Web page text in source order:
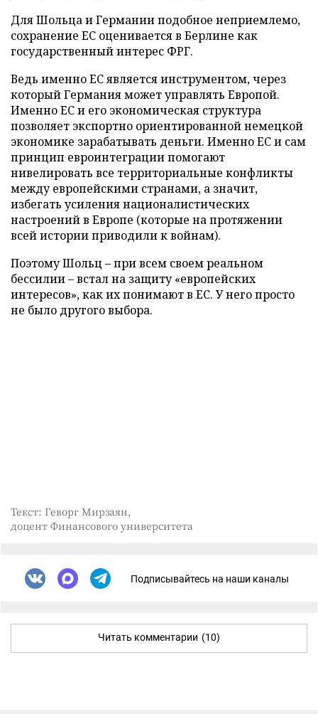
Для Шольца и Германии подобное неприемлемо,
сохранение ЕС оценивается в Берлине как
государственный интерес ФРГ.
Ведь именно ЕС является инструментом, через
который Германия может управлять Европой.
Именно ЕС и его экономическая структура
позволяет экспортно ориентированной немецкой
экономике зарабатывать деньги. Именно ЕС и сам
принцип евроинтеграции помогают
нивелировать все территориальные конфликты
между европейскими странами, а значит,
избегать усиления националистических
настроений в Европе (которые на протяжении
всей истории приводили к войнам).
Поэтому Шольц – при всем своем реальном
бессилии – встал на защиту «европейских
интересов», как их понимают в ЕС. У него просто
не было другого выбора.
Текст: Геворг Мирзаян,
доцент Финансового университета
Подписывайтесь на наши каналы
Читать комментарии (10)